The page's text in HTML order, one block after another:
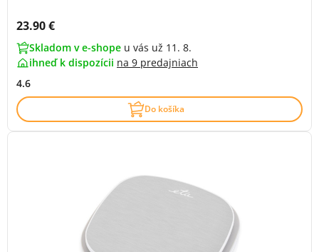
Cena s DPH:
23.90 €
Skladom v e-shope u vás už 11. 8.
ihneď k dispozícii na 9 predajniach
4.6
Do košíka